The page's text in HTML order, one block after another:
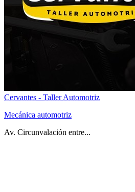
Cervantes - Taller Automotriz
Mecánica automotriz
Av. Circunvalación entre...